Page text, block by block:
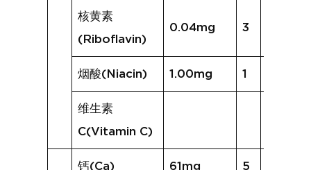
核黄素
(Riboflavin)
0.04mg 3
烟酸(Niacin) 1.00mg 1
维生素
C(Vitamin C)
钙(Ca) 61mg 5